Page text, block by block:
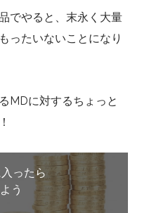
でやると、末永く大量
ったいないことになり
MDに対するちょっと
ったら
う